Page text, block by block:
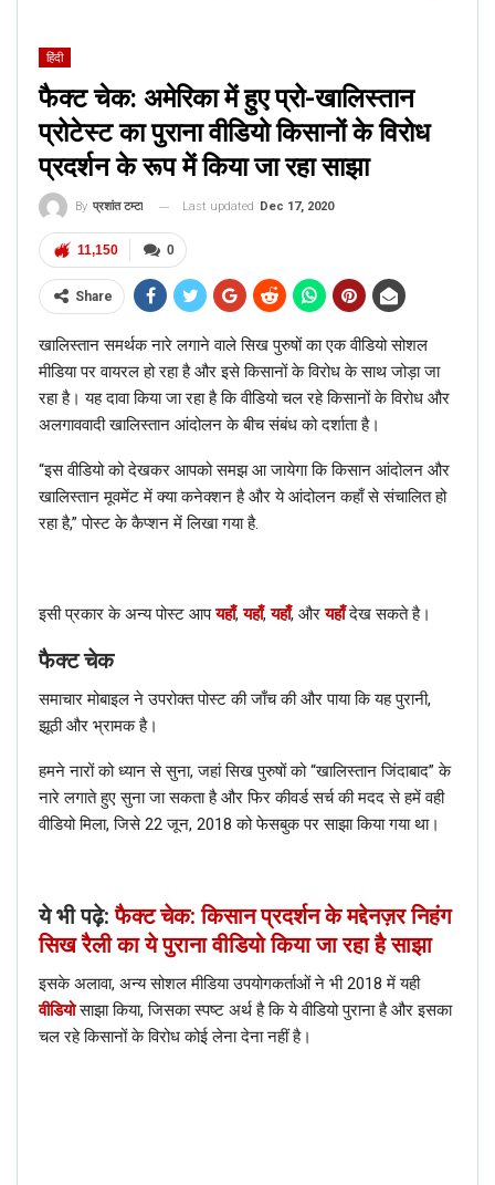
हिंदी
फैक्ट चेक: अमेरिका में हुए प्रो-खालिस्तान
प्रोटेस्ट का पुराना वीडियो किसानों के विरोध
प्रदर्शन के रूप में किया जा रहा साझा
By प्रशांत टम्टा Last updated Dec 17, 2020
0
11,150
Share
खालिस्तान समर्थक नारे लगाने वाले सिख पुरुषों का एक वीडियो सोशल
मीडिया पर वायरल हो रहा है और इसे किसानों के विरोध के साथ जोड़ा जा
रहा है। यह दावा किया जा रहा है कि वीडियो चल रहे किसानों के विरोध और
अलगाववादी खालिस्तान आंदोलन के बीच संबंध को दर्शाता है।
“इस वीडियो को देखकर आपको समझ आ जायेगा कि किसान आंदोलन और
खालिस्तान मूवमेंट में क्या कनेक्शन है और ये आंदोलन कहाँ से संचालित हो
रहा है,” पोस्ट के कैप्शन में लिखा गया है.
इसी प्रकार के अन्य पोस्ट आपयहाँ,यहाँ,यहाँ, औरयहाँदेख सकते है।
फैक्ट चेक
समाचार मोबाइल ने उपरोक्त पोस्ट की जाँच की और पाया कि यह पुरानी,
झूठी और भ्रामक है।
हमने नारों को ध्यान से सुना, जहां सिख पुरुषों को “खालिस्तान जिंदाबाद” के
नारे लगाते हुए सुना जा सकता है और फिर कीवर्ड सर्च की मदद से हमें वही
वीडियो मिला, जिसे 22 जून, 2018 को फेसबुक पर साझा किया गया था।
ये भी पढ़े:फैक्ट चेक: किसान प्रदर्शन के मद्देनज़र निहंग
सिख रैली का ये पुराना वीडियो किया जा रहा है साझा
इसके अलावा, अन्य सोशल मीडिया उपयोगकर्ताओं ने भी 2018 में यही
वीडियो साझा किया, जिसका स्पष्ट अर्थ है कि ये वीडियो पुराना है और इसका
चल रहे किसानों के विरोध कोई लेना देना नहीं है।